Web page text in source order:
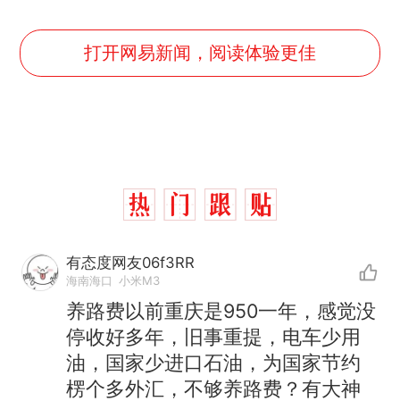
打开网易新闻，阅读体验更佳
有态度网友06f3RR
海南海口 小米M3
养路费以前重庆是950一年，感觉没
停收好多年，旧事重提，电车少用
油，国家少进口石油，为国家节约
楞个多外汇，不够养路费？有大神